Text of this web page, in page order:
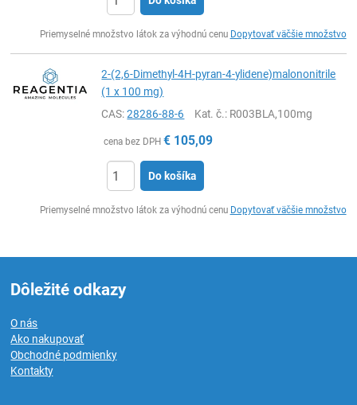
Priemyselné množstvo látok za výhodnú cenu Dopytovať väčšie množstvo
2-(2,6-Dimethyl-4H-pyran-4-ylidene)malononitrile
(1 x 100 mg)
CAS:28286-88-6 Kat. č.: R003BLA,100mg
cena bez DPH € 105,09
Do košíka
Priemyselné množstvo látok za výhodnú cenu Dopytovať väčšie množstvo
Dôležité odkazy
O nás
Ako nakupovať
Obchodné podmienky
Kontakty